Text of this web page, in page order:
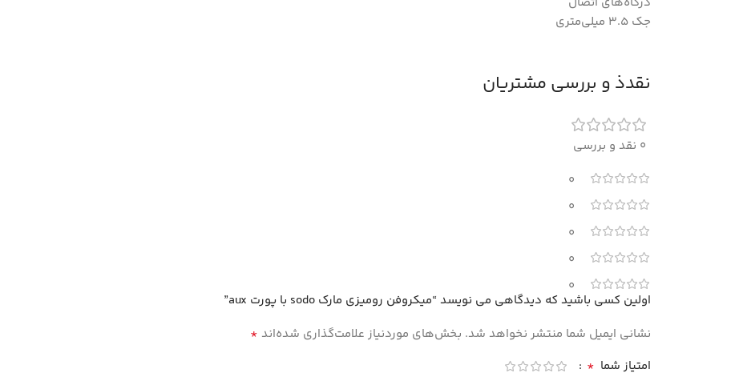
جک 3.5 میلی‌متری
نقدذ و بررسی مشتریان
0 نقد و بررسی
0
0
0
0
0
اولین کسی باشید که دیدگاهی می نویسد “میکروفن رومیزی مارک sodo با پورت aux”
نشانی ایمیل شما منتشر نخواهد شد. بخش‌های موردنیاز علامت‌گذاری شده‌اند *
امتیاز شما *